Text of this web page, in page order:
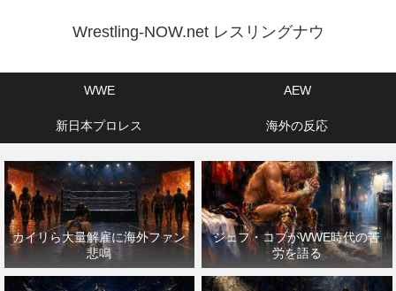
Wrestling-NOW.net レスリングナウ
WWE AEW
新日本プロレス 海外の反応
カイリら大量解雇に海外ファン
悲鳴
ジェフ・コブがWWE時代の苦
労を語る